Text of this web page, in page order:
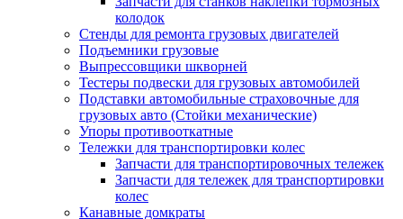
колодок
Стенды для ремонта грузовых двигателей
Подъемники грузовые
Выпрессовщики шкворней
Тестеры подвески для грузовых автомобилей
Подставки автомобильные страховочные для
грузовых авто (Стойки механические)
Упоры противооткатные
Тележки для транспортировки колес
Запчасти для транспортировочных тележек
Запчасти для тележек для транспортировки
колес
Канавные домкраты